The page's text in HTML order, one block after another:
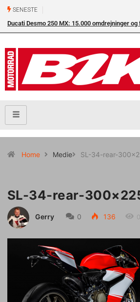
SENESTE
Ducati Desmo 250 MX: 15.000 omdrejninger
Home Medie SL-34-rear-
SL-34-rear-
Gerry 0 136